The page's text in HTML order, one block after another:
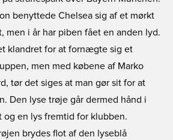
benyttede Chelsea sig af et mørkt
men i år har piben fået en anden lyd.
klandret for at fornægte sig et
men med købene af Marko
tør det siges at man gør sit for at
Den lyse trøje går dermed hånd i
og en lys fremtid for klubben.
brydes flot af den lyseblå